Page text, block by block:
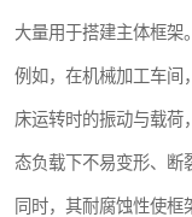
大量用于搭建主体框架。
例如，在机械加工车间
床运转时的振动与载荷
态负载下不易变形、断
同时，其耐腐蚀性使